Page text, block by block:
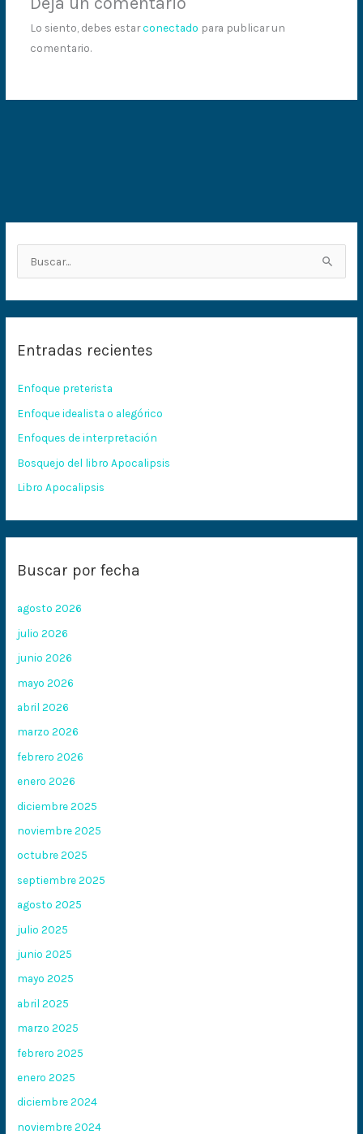
Lo siento, debes estarconectado para publicar un
comentario.
a
p
o
r
:
Entradas recientes
Enfoque preterista
Enfoque idealista o alegórico
Enfoques de interpretación
Bosquejo del libro Apocalipsis
Libro Apocalipsis
Buscar por fecha
agosto 2026
julio 2026
junio 2026
mayo 2026
abril 2026
marzo 2026
febrero 2026
enero 2026
diciembre 2025
noviembre 2025
octubre 2025
septiembre 2025
agosto 2025
julio 2025
junio 2025
mayo 2025
abril 2025
marzo 2025
febrero 2025
enero 2025
diciembre 2024
noviembre 2024